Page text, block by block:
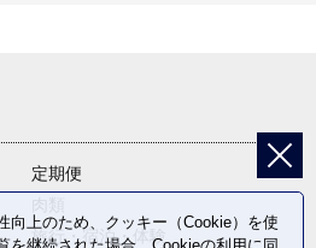
定期便
旅行・宿泊・体験
向上のため、クッキー（Cookie）を使